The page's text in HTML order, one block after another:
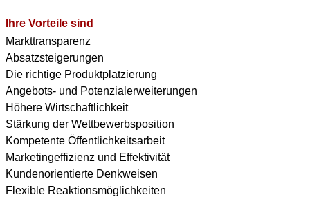
Ihre Vorteile sind
Markttransparenz
Absatzsteigerungen
Die richtige Produktplatzierung
Angebots- und Potenzialerweiterungen
Höhere Wirtschaftlichkeit
Stärkung der Wettbewerbsposition
Kompetente Öffentlichkeitsarbeit
Marketingeffizienz und Effektivität
Kundenorientierte Denkweisen
Flexible Reaktionsmöglichkeiten